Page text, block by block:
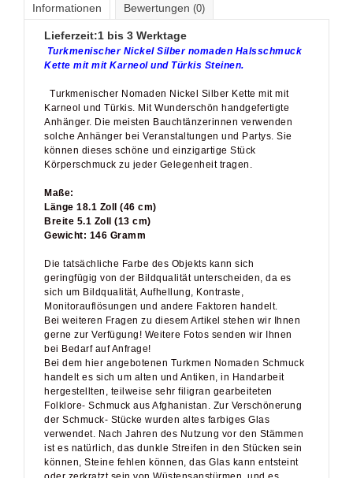
Informationen Bewertungen (0)
Lieferzeit:1 bis 3 Werktage
Turkmenischer Nickel Silber nomaden Halsschmuck
Kette mit mit Karneol und Türkis Steinen.
Turkmenischer Nomaden Nickel Silber Kette mit mit
Karneol und Türkis. Mit Wunderschön handgefertigte
Anhänger. Die meisten Bauchtänzerinnen verwenden
solche Anhänger bei Veranstaltungen und Partys. Sie
können dieses schöne und einzigartige Stück
Körperschmuck zu jeder Gelegenheit tragen.
Maße:
Länge 18.1 Zoll (46 cm)
Breite 5.1 Zoll (13 cm)
Gewicht: 146 Gramm
Die tatsächliche Farbe des Objekts kann sich
geringfügig von der Bildqualität unterscheiden, da es
sich um Bildqualität, Aufhellung, Kontraste,
Monitorauflösungen und andere Faktoren handelt.
Bei weiteren Fragen zu diesem Artikel stehen wir Ihnen
gerne zur Verfügung! Weitere Fotos senden wir Ihnen
bei Bedarf auf Anfrage!
Bei dem hier angebotenen Turkmen Nomaden Schmuck
handelt es sich um alten und Antiken, in Handarbeit
hergestellten, teilweise sehr filigran gearbeiteten
Folklore- Schmuck aus Afghanistan. Zur Verschönerung
der Schmuck- Stücke wurden altes farbiges Glas
verwendet. Nach Jahren des Nutzung vor den Stämmen
ist es natürlich, das dunkle Streifen in den Stücken sein
können, Steine fehlen können, das Glas kann entsteint